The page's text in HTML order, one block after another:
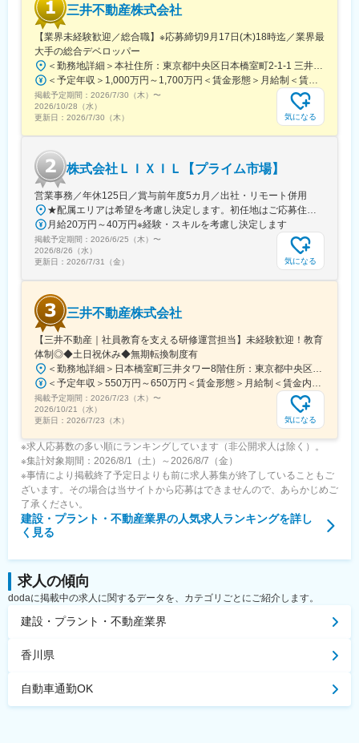
三井不動産株式会社
【業界未経験歓迎／総合職】※応募締切9月17日(木)18時迄／業界最
大手の総合デベロッパー
掲載予定期間： 2026/7/30（木） 〜
2026/10/28（水）
更新日： 2026/7/30（木） 気になる
株式会社ＬＩＸＩＬ【プライム市場】
営業事務／年休125日／賞与前年度5カ月／出社・リモート併用
月給20万円～40万円※経験・スキルを考慮し決定します
掲載予定期間： 2026/6/25（木） 〜
2026/8/26（水）
更新日： 2026/7/31（金） 気になる
三井不動産株式会社
【三井不動産｜社員教育を支える研修運営担当】未経験歓迎！教育
体制◎◆土日祝休み◆無期転換制度有
掲載予定期間： 2026/7/23（木） 〜
2026/10/21（水）
更新日： 2026/7/23（木） 気になる
※求人応募数の多い順にランキングしています（非公開求人は除く）。
※集計対象期間：2026/8/1（土）～2026/8/7（金）
※事情により掲載終了予定日よりも前に求人募集が終了していることもご
ざいます。その場合は当サイトから応募はできませんので、あらかじめご
了承ください。
建設・プラント・不動産業界の人気求人ランキングを詳し
く見る
求人の傾向
dodaに掲載中の求人に関するデータを、カテゴリごとにご紹介します。
建設・プラント・不動産業界
香川県
自動車通勤OK